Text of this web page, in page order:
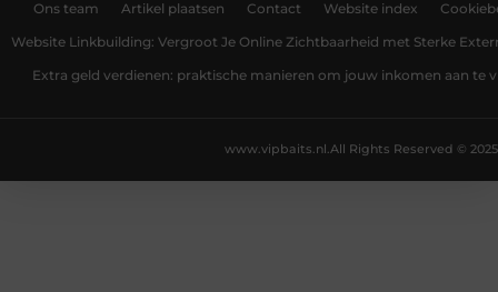
Ons team Artikel plaatsen Contact Website index
Website Linkbuilding: Vergroot Je Online Zichtbaarheid met Sterke
Extra geld verdienen: praktische manieren om jouw inkomen aan te
All Rights Reserved © 2025
www.vipbaits.nl.